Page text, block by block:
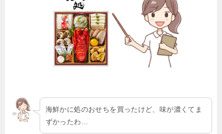
海鮮かに処のおせちを買ったけど、味が濃くてま
ずかったわ…